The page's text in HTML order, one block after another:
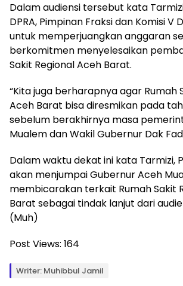
Dalam audiensi tersebut kata
DPRA, Pimpinan Fraksi dan Komisi V
untuk memperjuangkan anggaran
berkomitmen menyelesaikan
Sakit Regional Aceh Barat.
“Kita juga berharapnya agar Rumah
Aceh Barat bisa diresmikan pada
sebelum berakhirnya masa
Mualem dan Wakil Gubernur Dak
Dalam waktu dekat ini kata Tarmizi,
akan menjumpai Gubernur Aceh
membicarakan terkait Rumah Sakit
Barat sebagai tindak lanjut dari
(Muh)
Post Views: 164
Writer: Muhibbul Jamil